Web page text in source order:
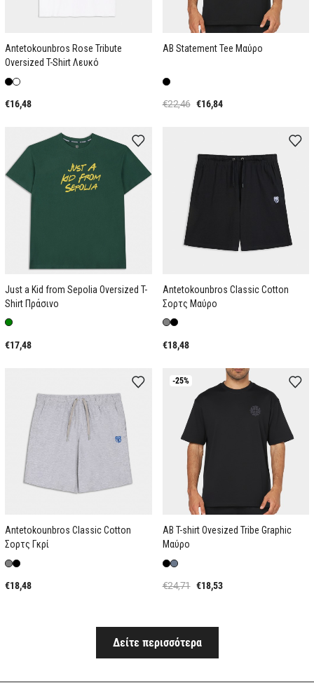
Antetokounbros Rose Tribute
Oversized T-Shirt Λευκό
€16,48
AB Statement Tee Mαύρο
€22,46 €16,84
Just a Kid from Sepolia Oversized T-
Shirt Πράσινο
€17,48
Antetokounbros Classic Cotton
Σορτς Μαύρο
€18,48
Antetokounbros Classic Cotton
Σορτς Γκρί
€18,48
-25%
AB T-shirt Ovesized Tribe Graphic
Μαύρο
€24,71 €18,53
Δείτε περισσότερα